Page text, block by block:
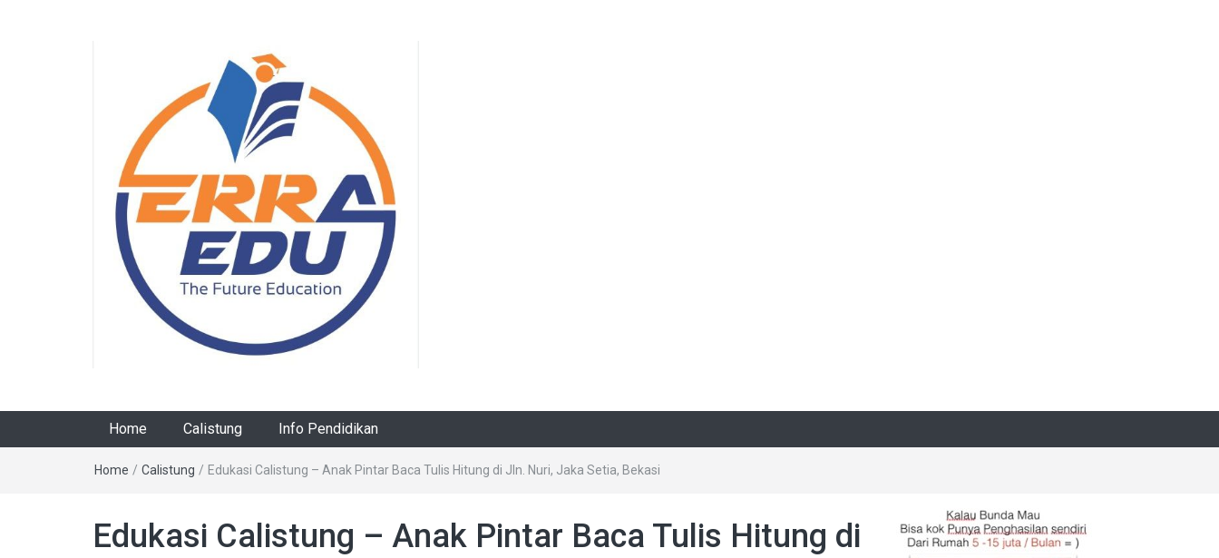
Home Calistung Info Pendidikan
Home / Calistung / Edukasi Calistung – Anak Pintar Baca Tulis Hitung di Jln. Nuri, Jaka Setia, Bekasi
Edukasi Calistung – Anak Pintar Baca Tulis Hitung di